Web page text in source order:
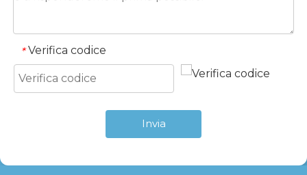
* Verifica codice
Invia